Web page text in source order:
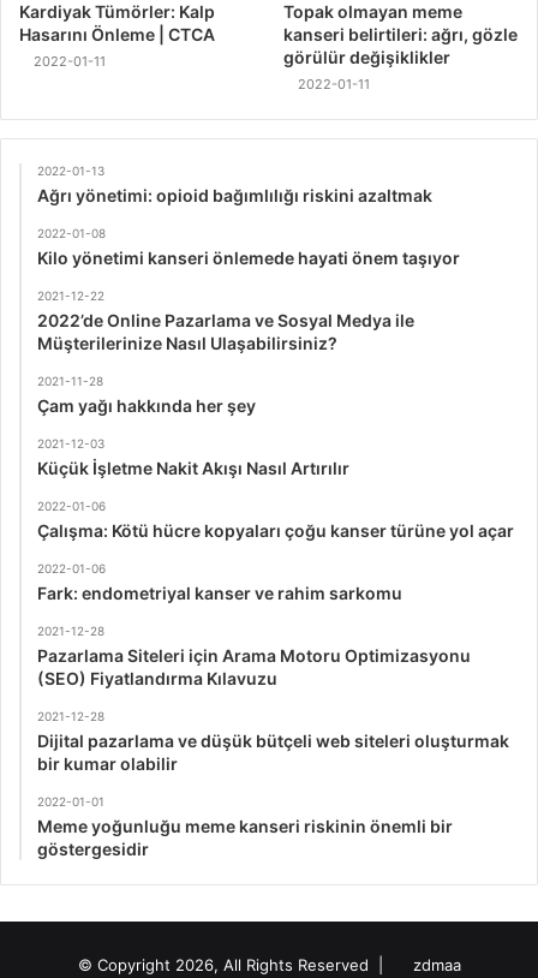
Kardiyak Tümörler: Kalp
Hasarını Önleme | CTCA
2022-01-11
Topak olmayan meme
kanseri belirtileri: ağrı, gözle
görülür değişiklikler
2022-01-11
2022-01-13
Ağrı yönetimi: opioid bağımlılığı riskini azaltmak
2022-01-08
Kilo yönetimi kanseri önlemede hayati önem taşıyor
2021-12-22
2022’de Online Pazarlama ve Sosyal Medya ile
Müşterilerinize Nasıl Ulaşabilirsiniz?
2021-11-28
Çam yağı hakkında her şey
2021-12-03
Küçük İşletme Nakit Akışı Nasıl Artırılır
2022-01-06
Çalışma: Kötü hücre kopyaları çoğu kanser türüne yol açar
2022-01-06
Fark: endometriyal kanser ve rahim sarkomu
2021-12-28
Pazarlama Siteleri için Arama Motoru Optimizasyonu
(SEO) Fiyatlandırma Kılavuzu
2021-12-28
Dijital pazarlama ve düşük bütçeli web siteleri oluşturmak
bir kumar olabilir
2022-01-01
Meme yoğunluğu meme kanseri riskinin önemli bir
göstergesidir
© Copyright 2026, All Rights Reserved | zdmaa